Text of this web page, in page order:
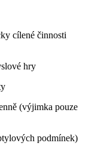
cílené činnosti
hry
(výjimka pouze
podmínek)